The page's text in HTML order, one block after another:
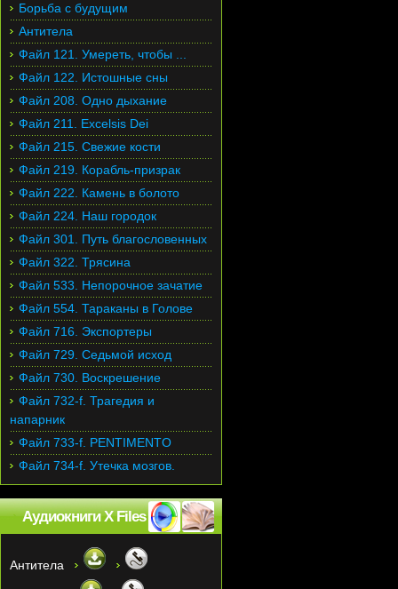
Борьба с будущим
Антитела
Файл 121. Умереть, чтобы ...
Файл 122. Истошные сны
Файл 208. Одно дыхание
Файл 211. Excelsis Dei
Файл 215. Свежие кости
Файл 219. Корабль-призрак
Файл 222. Камень в болото
Файл 224. Наш городок
Файл 301. Путь благословенных
Файл 322. Трясина
Файл 533. Непорочное зачатие
Файл 554. Тараканы в Голове
Файл 716. Экспортеры
Файл 729. Седьмой исход
Файл 730. Воскрешение
Файл 732-f. Трагедия и
напарник
Файл 733-f. PENTIMENTO
Файл 734-f. Утечка мозгов.
Аудиокниги X Files
Антитела